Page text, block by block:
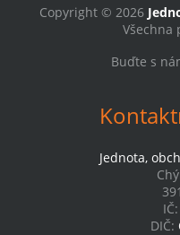
Copyright © 2026
Všechna
Buďte s
Jednota,
IČ:
DIČ: